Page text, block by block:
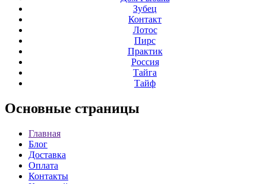
Зубец
Контакт
Лотос
Пирс
Практик
Россия
Тайга
Тайф
Основные страницы
Главная
Блог
Доставка
Оплата
Контакты